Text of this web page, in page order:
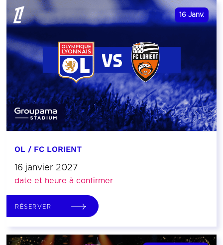
16 Janv.
OL / FC LORIENT
16 janvier 2027
date et heure à confirmer
RÉSERVER